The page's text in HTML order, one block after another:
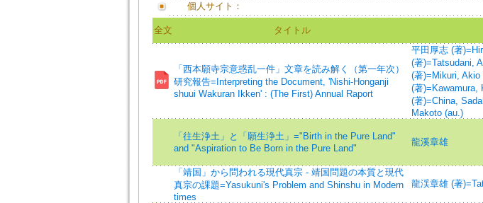
個人サイト：
全文 タイトル
「西本願寺宗意惑乱一件」文章を読み解く（第一年次）
研究報告=Interpreting the Document, 'Nishi-Honganji
shuui Wakuran Ikken' : (The First) Annual Raport
平田厚志 (著
(著)=Tatsudani,
(著)=Mikuri, Akio
(著)=Kawamura,
(著)=China,
Makoto (au.)
「往生浄土」と「願生浄土」="Birth in the Pure Land"
and "Aspiration to Be Born in the Pure Land"
龍溪章雄
「靖国」から問われる現代真宗 - 靖国問題の本質と現代
真宗の課題=Yasukuni's Problem and Shinshu in Modern
times
龍渓章雄 (著